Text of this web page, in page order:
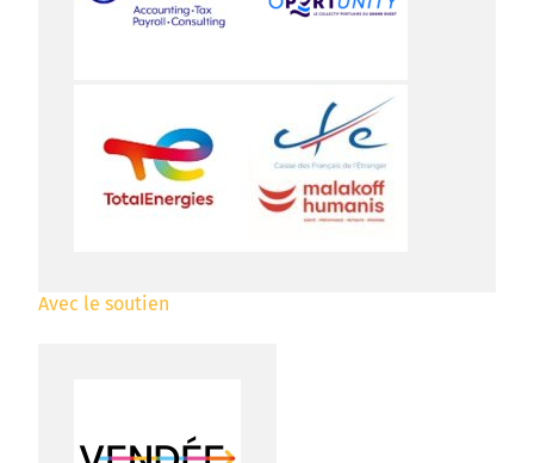
Avec le soutien